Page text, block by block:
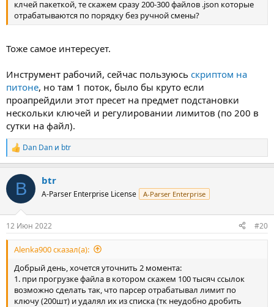
клчей пакеткой, те скажем сразу 200-300 файлов .json которые
отрабатываются по порядку без ручной смены?
Тоже самое интересует.
Инструмент рабочий, сейчас пользуюсь скриптом на
питоне, но там 1 поток, было бы круто если
проапрейдили этот пресет на предмет подстановки
нескольки ключей и регулировании лимитов (по 200 в
сутки на файл).
Р
е
к
и
Dan Dan и btr
B btr
A-Parser Enterprise License A-Parser Enterprise
12 Июн 2022 #20
Alenka900 сказал(а):
Добрый день, хочется уточнить 2 момента:
1. при прогрузке файла в котором скажем 100 тысяч ссылок
возможно сделать так, что парсер отрабатывал лимит по
ключу (200шт) и удалял их из списка (тк неудобно дробить